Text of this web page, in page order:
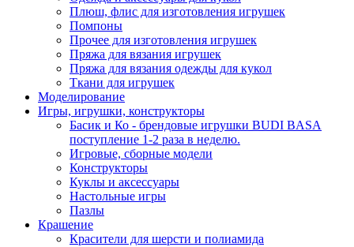
Плюш, флис для изготовления игрушек
Помпоны
Прочее для изготовления игрушек
Пряжа для вязания игрушек
Пряжа для вязания одежды для кукол
Ткани для игрушек
Моделирование
Игры, игрушки, конструкторы
Басик и Ко - брендовые игрушки BUDI BASA
поступление 1-2 раза в неделю.
Игровые, сборные модели
Конструкторы
Куклы и аксессуары
Настольные игры
Пазлы
Крашение
Красители для шерсти и полиамида